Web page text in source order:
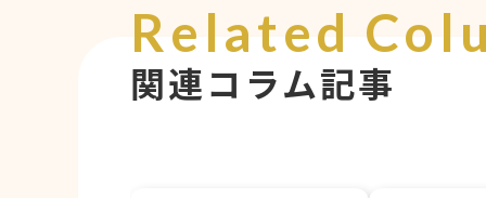
Related
関連コラム記事